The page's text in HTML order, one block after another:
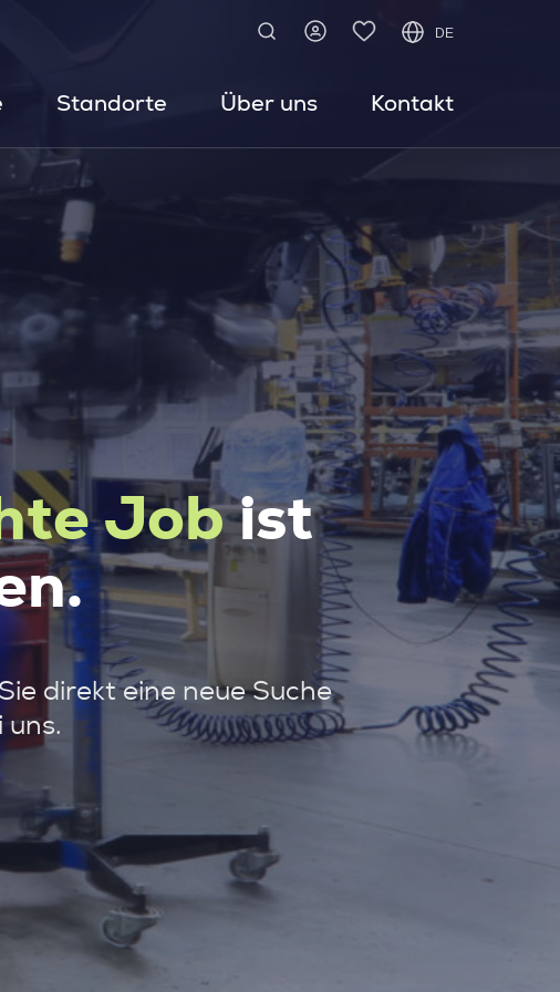
DE
Standorte Über uns Kontakt
Jobist
direkt eine neue Suche
uns.